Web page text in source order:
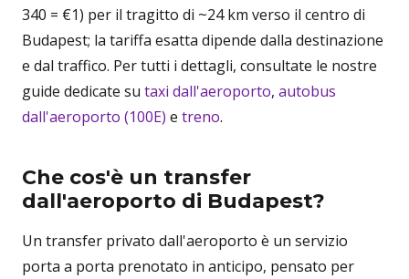
340 = €1) per il tragitto di ~24 km verso il centro di
Budapest; la tariffa esatta dipende dalla destinazione
e dal traffico. Per tutti i dettagli, consultate le nostre
guide dedicate su taxi dall'aeroporto, autobus
dall'aeroporto (100E) e treno.
Che cos'è un transfer
dall'aeroporto di Budapest?
Un transfer privato dall'aeroporto è un servizio
porta a porta prenotato in anticipo, pensato per